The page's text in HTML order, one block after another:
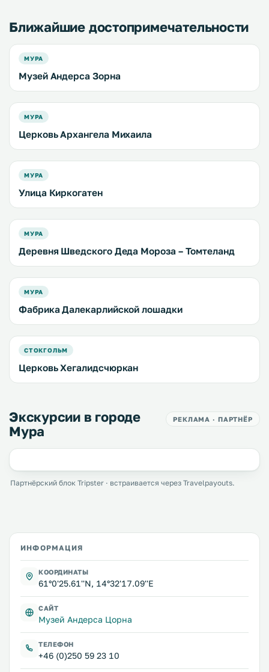
Ближайшие достопримечательности
МУРА
Музей Андерса Зорна
МУРА
Церковь Архангела Михаила
МУРА
Улица Киркогатен
МУРА
Деревня Шведского Деда Мороза – Томтеланд
МУРА
Фабрика Далекарлийской лошадки
СТОКГОЛЬМ
Церковь Хегалидсчюркан
Экскурсии в городе
Мура
РЕКЛАМА · ПАРТНЁР
Партнёрский блок Tripster · встраивается через Travelpayouts.
ИНФОРМАЦИЯ
КООРДИНАТЫ
61°0'25.61''N, 14°32'17.09''E
САЙТ
Музей Андерса Цорна
ТЕЛЕФОН
+46 (0)250 59 23 10